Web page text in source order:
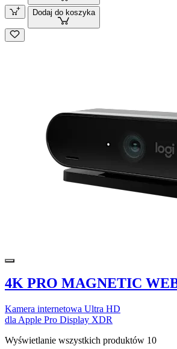
Dodaj do koszyka
4K PRO MAGNETIC
Kamera internetowa Ultra HD
dla Apple Pro Display XDR
Wyświetlanie wszystkich produktów 10